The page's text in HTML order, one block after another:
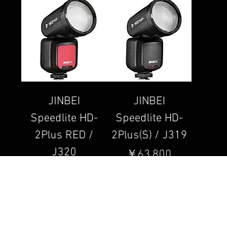
JINBEI
Speedlite HD-
2Plus RED /
J320
JINBEI
Speedlite HD-
2Plus(S) / J319
価格
￥63,800